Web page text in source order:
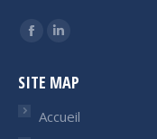
Trouvez nous sur :
Facebook
opens
LinkedIn
opens
in
SITE MAP
Accueil